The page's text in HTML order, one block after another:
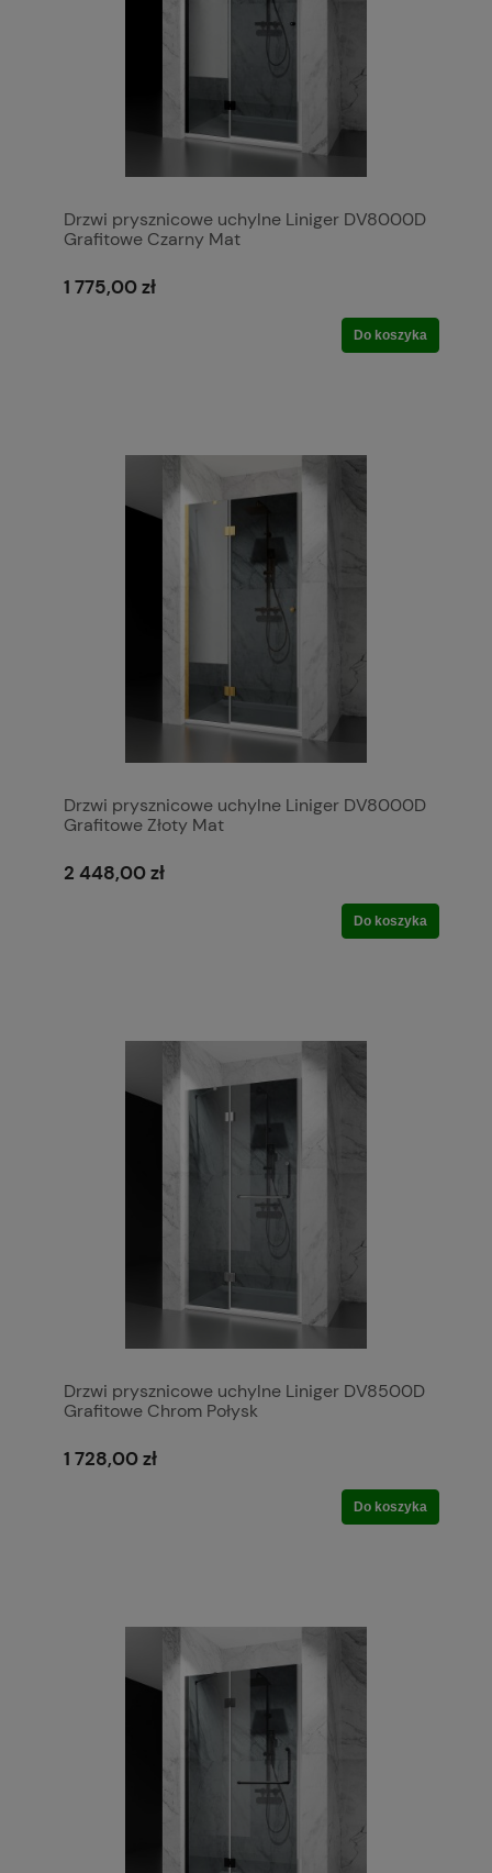
Drzwi prysznicowe uchylne Liniger DV8000D
Grafitowe Czarny Mat
1 775,00 zł
Do koszyka
Drzwi prysznicowe uchylne Liniger DV8000D
Grafitowe Złoty Mat
2 448,00 zł
Do koszyka
Drzwi prysznicowe uchylne Liniger DV8500D
Grafitowe Chrom Połysk
1 728,00 zł
Do koszyka